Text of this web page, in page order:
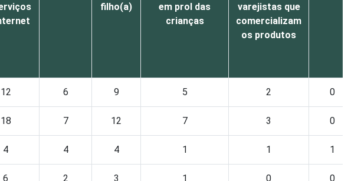
filho(a)
em prol das
crianças
varejistas que
comercializam
os produtos
12 6 9 5 2 0
18 7 12 7 3 0
4 4 4 1 1 1
6 2 3 1 0 0